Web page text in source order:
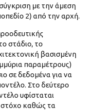
με την άμεση
2) από την αρχή.
στάδιο, το
βασισμένη
παραμέτρους)
σε δεδομένα για να
Στο δεύτερο
υφίσταται
στόχο καθώς τα